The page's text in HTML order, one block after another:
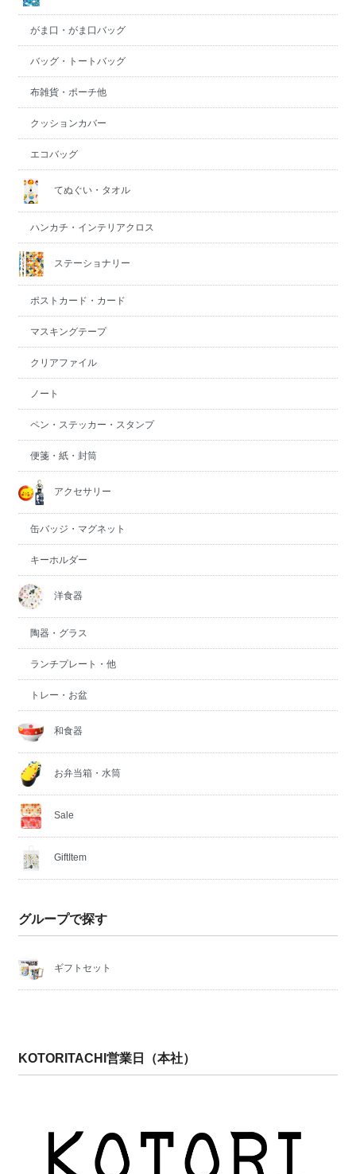
がま口・がま口バッグ
バッグ・トートバッグ
布雑貨・ポーチ他
クッションカバー
エコバッグ
てぬぐい・タオル
ハンカチ・インテリアクロス
ステーショナリー
ポストカード・カード
マスキングテープ
クリアファイル
ノート
ペン・ステッカー・スタンプ
便箋・紙・封筒
アクセサリー
缶バッジ・マグネット
キーホルダー
洋食器
陶器・グラス
ランチプレート・他
トレー・お盆
和食器
お弁当箱・水筒
Sale
GiftItem
グループで探す
ギフトセット
KOTORITACHI営業日（本社）